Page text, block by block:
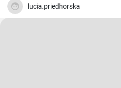
lucia.priedhorska